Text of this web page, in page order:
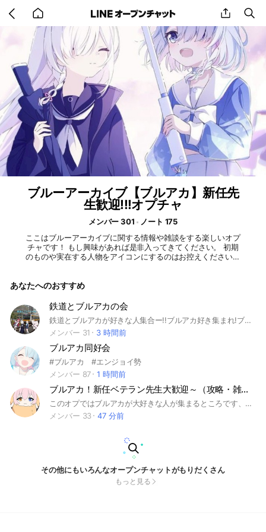
back
to
home
share
ブルーアーカイブ【ブルアカ】新任先
生歓迎!!!オプチャ
メンバー 301
ノート 175
ここはブルーアーカイブに関する情報や雑談をする楽しいオプ
チャです！ もし興味があれば是非入ってきてください。 初期
のものや実在する人物をアイコンにするのはお控えください。
ンだった場合は変えてもらいます、ご了承くださいm(_ _)m。
あなたへのおすすめ
鉄道とブルアカの会
鉄道とブルアカが好きな人集合ー!!ブルアカ好き集まれ!ブルアカ知らなくても鉄道の話だけでもよし!タメOK!!是非入ってみてください～(ブルアカ以外もOK) #鉄道#ブルーアーカイブ#ブルアカ
メンバー 31
3 時間前
ブルアカ同好会
#ブルアカ #エンジョイ勢
メンバー 87
1 時間前
ブルアカ！新任ベテラン先生大歓迎～（攻略・雑談・趣味）
このオプではブルアカが大好きな人が集まるところです、新任先生やベテラン先生も大歓迎ですよろしければ参加してくださいm(_ _)m（自由にゲームの話や趣味とか話してもいいよ） 今年の目標人数は30人！ #ブルアカ#ブルーアーカイブ
メンバー 33
47 分前
その他にもいろんなオープンチャットがもりだくさん
もっと見る